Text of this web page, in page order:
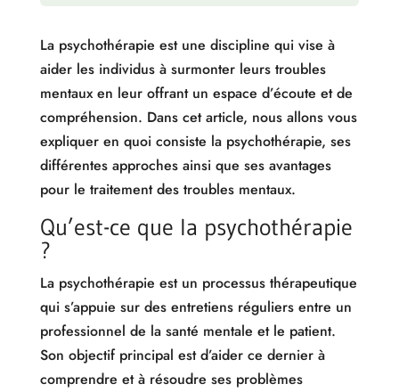
La psychothérapie est une discipline qui vise à
aider les individus à surmonter leurs troubles
mentaux en leur offrant un espace d’écoute et de
compréhension. Dans cet article, nous allons vous
expliquer en quoi consiste la psychothérapie, ses
différentes approches ainsi que ses avantages
pour le traitement des troubles mentaux.
Qu’est-ce que la psychothérapie
?
La psychothérapie est un processus thérapeutique
qui s’appuie sur des entretiens réguliers entre un
professionnel de la santé mentale et le patient.
Son objectif principal est d’aider ce dernier à
comprendre et à résoudre ses problèmes